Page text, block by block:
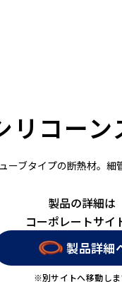
リコーン
ーブタイプの断熱材。細
製品の詳細は
コーポレートサイ
製品詳細
※別サイトへ移動し